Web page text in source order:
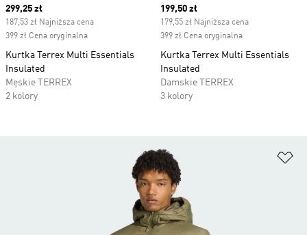
Current price
299,25 zł
187,53 zł Najniższa cena
399 zł Cena oryginalna
Kurtka Terrex Multi Essentials
Insulated
Męskie TERREX
2 kolory
Current price
199,50 zł
179,55 zł Najniższa cena
399 zł Cena oryginalna
Kurtka Terrex Multi Essentials
Insulated
Damskie TERREX
3 kolory